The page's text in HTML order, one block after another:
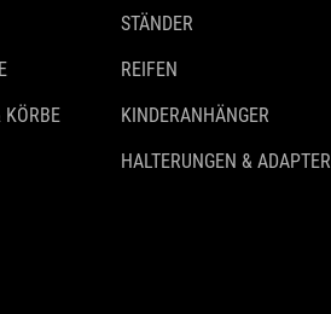
KÖRBE
STÄNDER
REIFEN
KINDERANHÄNGER
HALTERUNGEN & ADAPTER